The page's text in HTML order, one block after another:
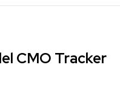
CMO Tracker